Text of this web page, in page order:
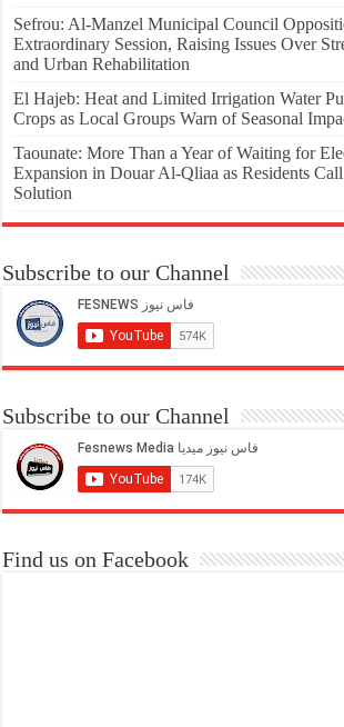
Sefrou: Al-Manzel Municipal Council
Extraordinary Session, Raising Issues Over
and Urban Rehabilitation
El Hajeb: Heat and Limited Irrigation Water
Crops as Local Groups Warn of Seasonal
Taounate: More Than a Year of Waiting for
Expansion in Douar Al-Qliaa as Residents
Solution
Subscribe to our Channel
Subscribe to our Channel
Find us on Facebook